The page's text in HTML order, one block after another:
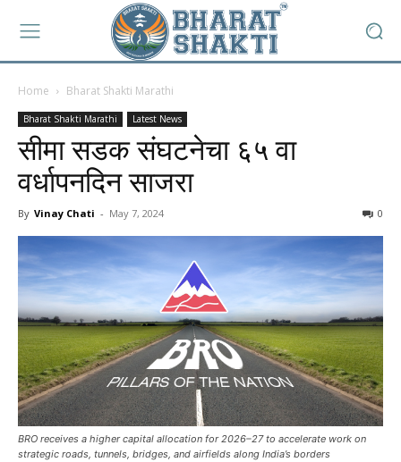
Home Bharat Shakti Marathi
Bharat Shakti Marathi Latest News
सीमा सडक संघटनेचा ६५ वा
वर्धापनदिन साजरा
By Vinay Chati - May 7, 2024 0
BRO receives a higher capital allocation for 2026–27 to accelerate work on
strategic roads, tunnels, bridges, and airfields along India’s borders